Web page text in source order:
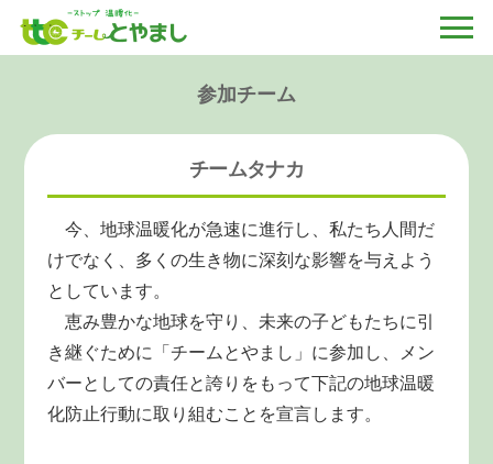
参加チーム
チームタナカ
今、地球温暖化が急速に進行し、私たち人間だ
けでなく、多くの生き物に深刻な影響を与えよう
としています。
恵み豊かな地球を守り、未来の子どもたちに引
き継ぐために「チームとやまし」に参加し、メン
バーとしての責任と誇りをもって下記の地球温暖
化防止行動に取り組むことを宣言します。